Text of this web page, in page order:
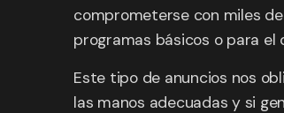
comprometerse con miles
programas básicos o para el
Este tipo de anuncios nos
las manos adecuadas y si